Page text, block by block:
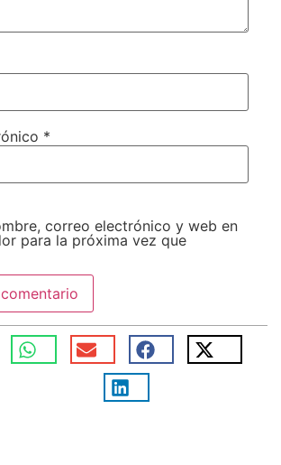
*
correo electrónico y web en
para la próxima vez que